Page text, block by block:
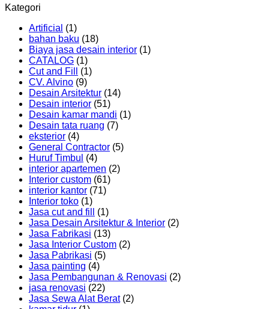
Kategori
Artificial (1)
bahan baku (18)
Biaya jasa desain interior (1)
CATALOG (1)
Cut and Fill
(1)
CV. Alvino (9)
Desain Arsitektur (14)
Desain interior (51)
Desain kamar mandi (1)
Desain tata ruang (7)
eksterior (4)
General Contractor (5)
Huruf Timbul (4)
interior apartemen (2)
Interior custom (61)
interior kantor (71)
Interior toko (1)
Jasa cut and fill
(1)
Jasa Desain Arsitektur & Interior (2)
Jasa Fabrikasi (13)
Jasa Interior Custom (2)
Jasa Pabrikasi (5)
Jasa painting (4)
Jasa Pembangunan & Renovasi (2)
jasa renovasi (22)
Jasa Sewa Alat Berat(2)